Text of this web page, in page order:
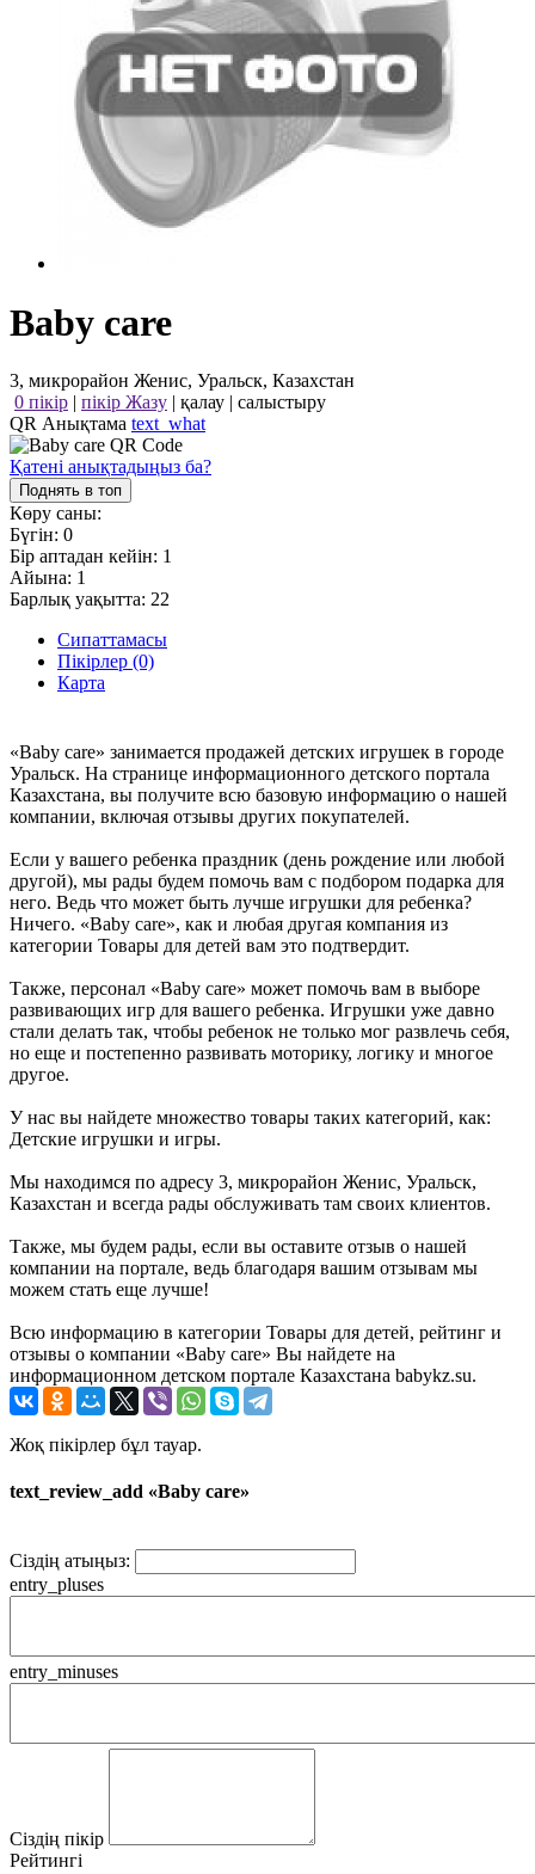
Baby care
3, микрорайон Женис, Уральск, Казахстан
0 пікір | пікір Жазу | қалау | салыстыру
QR Анықтама text_what
Қатені анықтадыңыз ба?
Поднять в топ
Көру саны:
Бүгін: 0
Бір аптадан кейін: 1
Айына: 1
Барлық уақытта: 22
Сипаттамасы
Пікірлер (0)
Карта
«Baby care» занимается продажей детских игрушек в городе
Уральск. На странице информационного детского портала
Казахстана, вы получите всю базовую информацию о нашей
компании, включая отзывы других покупателей.
Если у вашего ребенка праздник (день рождение или любой
другой), мы рады будем помочь вам с подбором подарка для
него. Ведь что может быть лучше игрушки для ребенка?
Ничего. «Baby care», как и любая другая компания из
категории Товары для детей вам это подтвердит.
Также, персонал «Baby care» может помочь вам в выборе
развивающих игр для вашего ребенка. Игрушки уже давно
стали делать так, чтобы ребенок не только мог развлечь себя,
но еще и постепенно развивать моторику, логику и многое
другое.
У нас вы найдете множество товары таких категорий, как:
Детские игрушки и игры.
Мы находимся по адресу 3, микрорайон Женис, Уральск,
Казахстан и всегда рады обслуживать там своих клиентов.
Также, мы будем рады, если вы оставите отзыв о нашей
компании на портале, ведь благодаря вашим отзывам мы
можем стать еще лучше!
Всю информацию в категории Товары для детей, рейтинг и
отзывы о компании «Baby care» Вы найдете на
информационном детском портале Казахстана babykz.su.
Жоқ пікірлер бұл тауар.
text_review_add «Baby care»
Сіздің атыңыз:
entry_pluses
entry_minuses
Сіздің пікір
Рейтингі